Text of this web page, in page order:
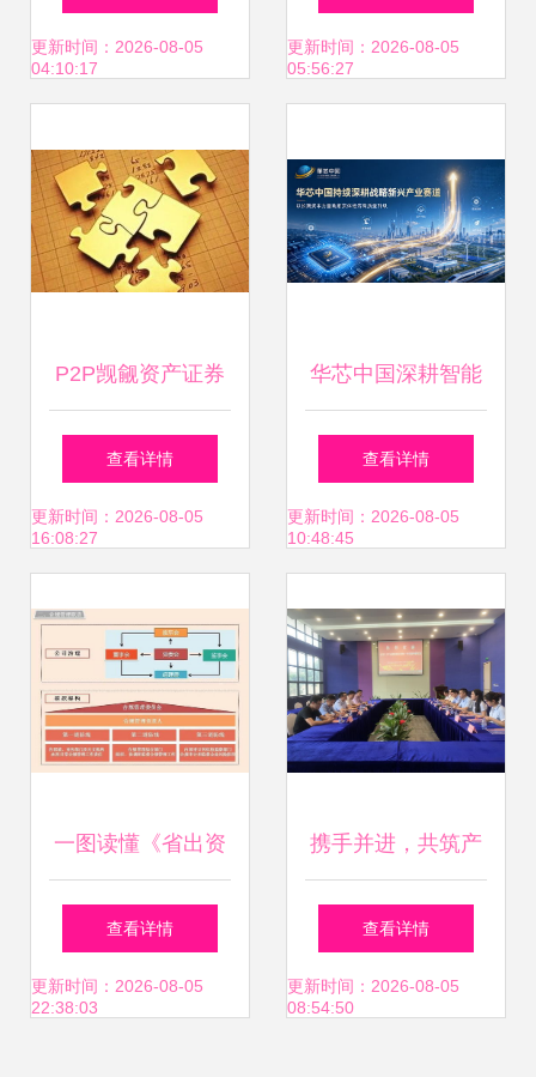
能园区资产管理生
更新时间：2026-08-05
04:10:17
攻略
更新时间：2026-08-05
05:56:27
P2P觊觎资产证券
化野蛮扩张 债权打
包转让变身输血平
藏风险
查看详情
更新时间：2026-08-05
16:08:27
华芯中国深耕智能
科技与先进制造领
域 以资本赋能推动
查看详情
更新时间：2026-08-05
10:48:45
一图读懂《省出资
企业合规管理指引
（试行）》——园
查看详情
更新时间：2026-08-05
22:38:03
携手并进，共筑产
融新生态 —— 中
科通发投资集团与
查看详情
更新时间：2026-08-05
08:54:50